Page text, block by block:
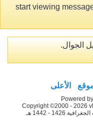
start viewing
الجوال.
الأعلى
Powered
Copyright ©2000 - 2026
- 1442 هـ